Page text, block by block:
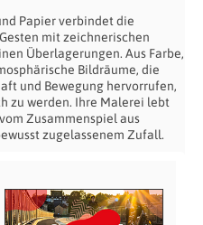
Papier verbindet die
mit zeichnerischen
Überlagerungen. Aus Farbe,
Bildräume, die
und Bewegung hervorrufen,
zu werden. Ihre Malerei lebt
Zusammenspiel aus
zugelassenem Zufall.